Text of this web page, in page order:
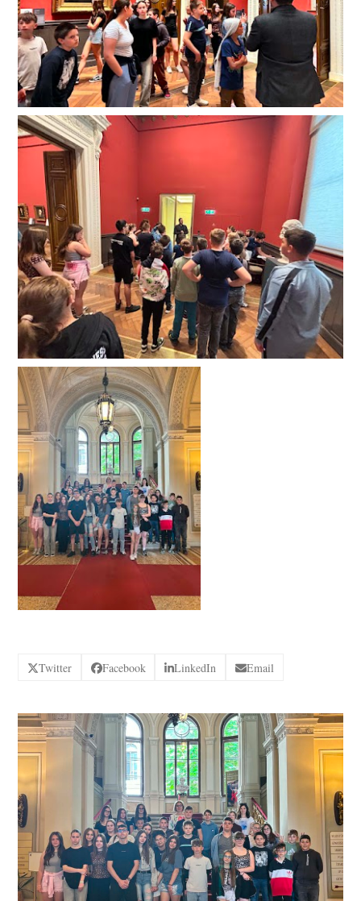
Twitter Facebook LinkedIn Email